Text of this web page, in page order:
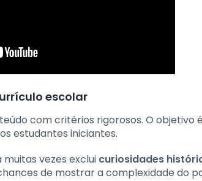
escolar
com critérios rigorosos. O objetivo
estudantes iniciantes.
vezes exclui curiosidades
de mostrar a complexidade do